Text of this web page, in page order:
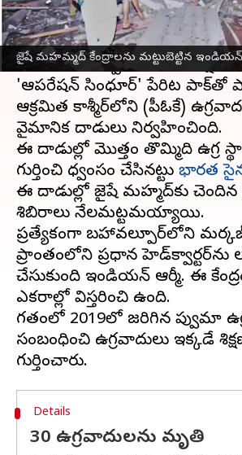
జైషే మహమ్మద్ కేంద్రాలను మట్టుబెట్టిన ఇండియన్
ఈ వార్తాకథనం ఏంటి
పహల్గాం ఉగ్రదాడికి ప్రతిగా భారత్‌
సమాధానం చెప్పింది. భారత రక్షణ
'ఆపరేషన్ సింధూర్' పేరిట పాక్‌తో
ఆక్రమిత కాశ్మీర్‌లోని (పీఓకే)
వైమానిక దాడులు నిర్వహించింది.
ఈ దాడుల్లో మొత్తం తొమ్మిది ఉగ్ర
గుర్తించి ధ్వంసం చేసినట్టు భారత
ఈ దాడుల్లో జైషే మహ్మద్‌కు చెందిన
శిబిరాలు నేలమట్టమయ్యాయి.
ప్రత్యేకంగా బహావల్పూర్‌లోని మర్కజ్
ప్రాంతంలోని ప్రధాన హెడ్‌క్వార్టర్‌ను
చేసుకుంది ఇండియన్ ఆర్మీ. ఈ
ఎకరాల్లో విస్తరించి ఉంది.
గతంలో 2019లో జరిగిన పుల్వామా
సంబంధించి ఉగ్రవాదులు ఇక్కడే
Details
30 ఉగ్రవాదులను మృతి